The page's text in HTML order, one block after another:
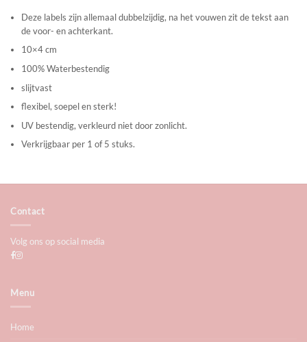
Deze labels zijn allemaal dubbelzijdig, na het vouwen zit de tekst aan
de voor- en achterkant.
10×4 cm
100% Waterbestendig
slijtvast
flexibel, soepel en sterk!
UV bestendig, verkleurd niet door zonlicht.
Verkrijgbaar per 1 of 5 stuks.
Contact
Volg ons op social media
Menu
Home